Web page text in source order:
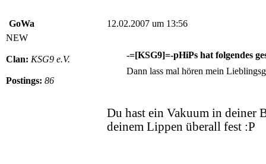
GoWa
12.02.2007 um 13:56
NEW
Clan: KSG9 e.V.
Postings: 86
-=[KSG9]=-pHiPs hat folgendes
Dann lass mal hören mein
Du hast ein Vakuum in deiner
deinem Lippen überall fest :P